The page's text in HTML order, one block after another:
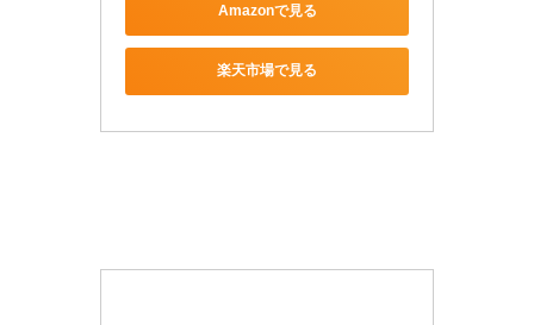
Amazonで見る
楽天市場で見る